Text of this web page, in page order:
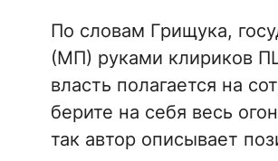
По словам Грищука,
(МП) руками клириков
власть полагается на
берите на себя весь
так автор описывает